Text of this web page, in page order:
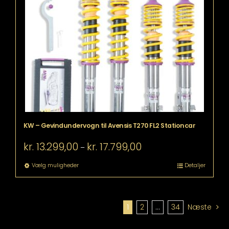
Mulighederne
kan
vælges
på
varesiden
KW – Gevindundervogn til Avensis T270 FL2 Stationcar
kr. 13.299,00 – kr. 17.799,00
Vælg mulighederDette
vare
Mulighederne
Detaljer
1 2 … 34 Næste